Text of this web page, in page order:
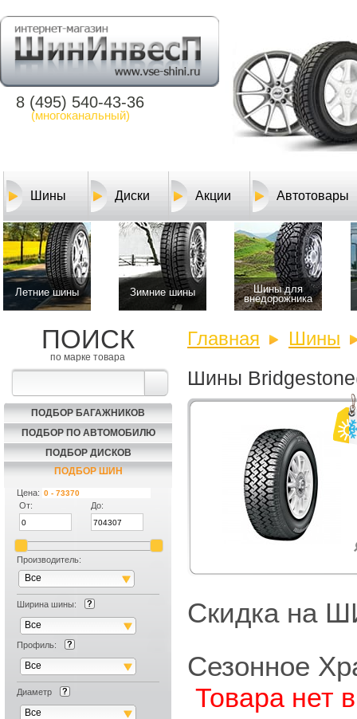
8 (495) 540-43-36
(многоканальный)
Шины Диски Акции Автотовары
Летние шины Зимние шины
Шины для
внедорожника
ПОИСК
по марке товара
ПОДБОР БАГАЖНИКОВ
ПОДБОР ПО АВТОМОБИЛЮ
ПОДБОР ДИСКОВ
ПОДБОР ШИН
Цена:
От:
До:
Производитель:
Все
Ширина шины:
Все
Профиль:
Все
Диаметр
Все
Главная Шины
Шины
Скидка на
Сезонное
Товара нет